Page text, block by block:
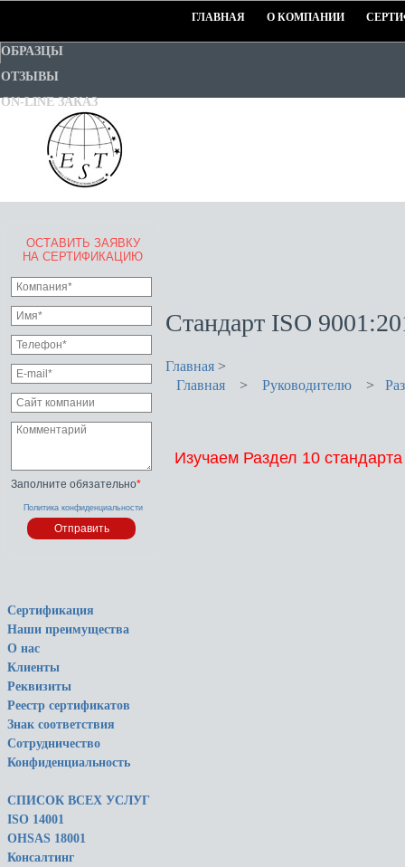
ГЛАВНАЯ О КОМПАНИИ
ОБРАЗЦЫ
ОТЗЫВЫ
ON-LINE ЗАКАЗ
ОСТАВИТЬ ЗАЯВКУ
НА СЕРТИФИКАЦИЮ
Заполните обязательно*
Политика конфиденциальности
Сертификация
Наши преимущества
О нас
Клиенты
Реквизиты
Реестр сертификатов
Знак соответствия
Сотрудничество
Конфиденциальность
СПИСОК ВСЕХ УСЛУГ
ISO 14001
OHSAS 18001
Консалтинг
Стандарт ISO
Главная >
Главная
> Руководителю >
Изучаем Раздел 10